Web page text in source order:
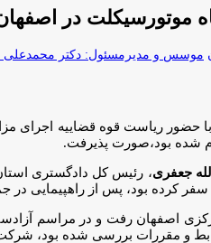
موسس و مدیرمسئول: دکتر محمدعلی
شده بود،صورت پذیرفت.
جعفری
کرده بود، پس از راهپیمایی در
و مقررات بررسی شده بود،